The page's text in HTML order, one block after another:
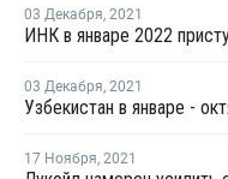
03 Декабря, 2021
03 Декабря, 2021
Узбекистан в январе -
17 Ноября, 2021